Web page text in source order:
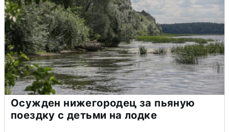
Осужден нижегородец за пьяную
поездку с детьми на лодке